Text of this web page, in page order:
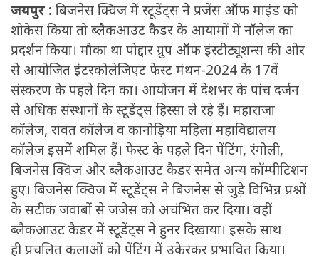
जयपुर : बिजनेस क्विज में स्टूडेंट्स ने प्रजेंस ऑफ माइंड को
शोकेस किया तो ब्लैकआउट कैडर के आयामों में नॉलेज का
प्रदर्शन किया। मौका था पोद्दार ग्रुप ऑफ इंस्टीट्यूशन्स की ओर
से आयोजित इंटरकोलेजिएट फेस्ट मंथन-2024 के 17वें
संस्करण के पहले दिन का। आयोजन में देशभर के पांच दर्जन
से अधिक संस्थानों के स्टूडेंट्स हिस्सा ले रहे हैं। महाराजा
कॉलेज, रावत कॉलेज व कानोड़िया महिला महाविद्यालय
कॉलेज इसमें शमिल हैं। फेस्ट के पहले दिन पेंटिंग, रंगोली,
बिजनेस क्विज और ब्लैकआउट कैडर समेत अन्य कॉम्पीटिशन
हुए। बिजनेस क्विज में स्टूडेंट्स ने बिजनेस से जुड़े विभिन्न प्रश्नों
के सटीक जवाबों से जजेस को अचंभित कर दिया। वहीं
ब्लैकआउट कैडर में स्टूडेंट्स ने हुनर दिखाया। इसके साथ
ही प्रचलित कलाओं को पेंटिंग में उकेरकर प्रभावित किया।